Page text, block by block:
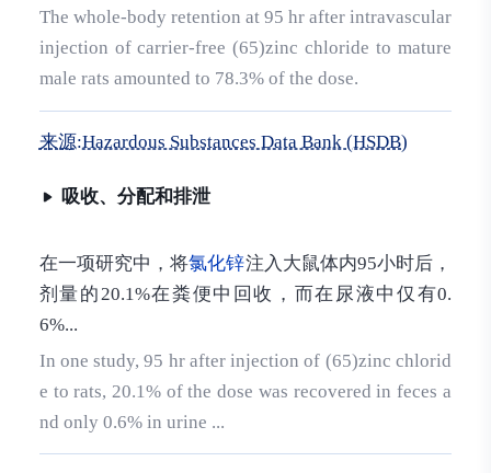
The whole-body retention at 95 hr after intravascular
injection of carrier-free (65)zinc chloride to mature
male rats amounted to 78.3% of the dose.
来源:Hazardous Substances Data Bank (HSDB)
吸收、分配和排泄
在一项研究中，将氯化锌注入大鼠体内95小时后，
剂量的20.1%在粪便中回收，而在尿液中仅有0.
6%...
In one study, 95 hr after injection of (65)zinc chlorid
e to rats, 20.1% of the dose was recovered in feces a
nd only 0.6% in urine ...